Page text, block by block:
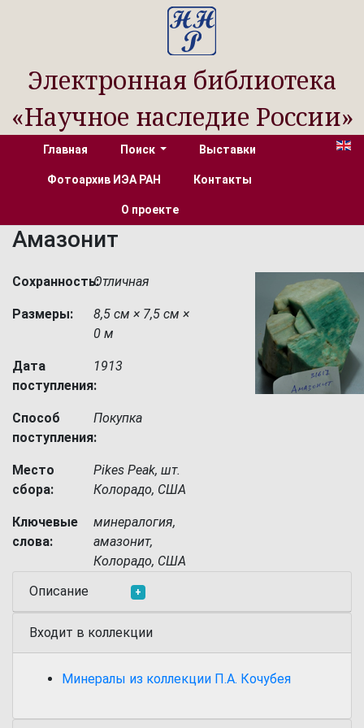
Электронная библиотека
«Научное наследие России»
Главная Поиск Выставки
Фотоархив ИЭА РАН Контакты
О проекте
Амазонит
Сохранность:Отличная
Размеры:
8,5 см × 7,5 см ×
0 м
Дата
поступления:
1913
Способ
поступления:
Покупка
Место
сбора:
Pikes Peak, шт.
Колорадо, США
Ключевые
слова:
минералогия,
амазонит,
Колорадо, США
Описание
+
Входит в коллекции
Минералы из коллекции П.А. Кочубея